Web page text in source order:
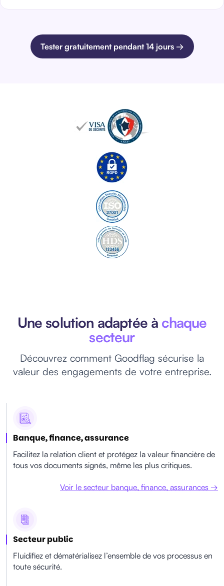
Tester gratuitement pendant 14 jours →
Une solution adaptée à chaque
secteur
Découvrez comment Goodflag sécurise la
valeur des engagements de votre entreprise.
Banque, finance, assurance
Facilitez la relation client et protégez la valeur financière de
tous vos documents signés, même les plus critiques.
Voir le secteur banque, finance, assurances →
Secteur public
Fluidifiez et dématérialisez l’ensemble de vos processus en
toute sécurité.